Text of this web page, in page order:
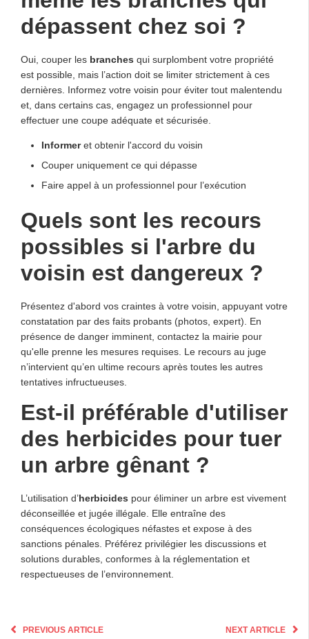
dépassent chez soi ?
Oui, couper les branches qui surplombent votre propriété
est possible, mais l’action doit se limiter strictement à ces
dernières. Informez votre voisin pour éviter tout malentendu
et, dans certains cas, engagez un professionnel pour
effectuer une coupe adéquate et sécurisée.
Informeret obtenir l'accord du voisin
Couper uniquement ce qui dépasse
Faire appel à un professionnel pour l’exécution
Quels sont les recours
possibles si l'arbre du
voisin est dangereux ?
Présentez d'abord vos craintes à votre voisin, appuyant votre
constatation par des faits probants (photos, expert). En
présence de danger imminent, contactez la mairie pour
qu'elle prenne les mesures requises. Le recours au juge
n’intervient qu’en ultime recours après toutes les autres
tentatives infructueuses.
Est-il préférable d'utiliser
des herbicides pour tuer
un arbre gênant ?
L’utilisation d’herbicides pour éliminer un arbre est vivement
déconseillée et jugée illégale. Elle entraîne des
conséquences écologiques néfastes et expose à des
sanctions pénales. Préférez privilégier les discussions et
solutions durables, conformes à la réglementation et
respectueuses de l’environnement.
PREVIOUS ARTICLE NEXT ARTICLE